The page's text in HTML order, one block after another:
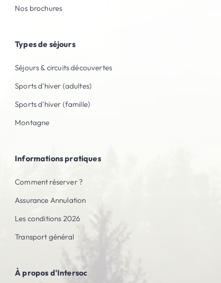
Nos brochures
Types de séjours
Séjours & circuits découvertes
Sports d'hiver (adultes)
Sports d'hiver (famille)
Montagne
Informations pratiques
Comment réserver ?
Assurance Annulation
Les conditions 2026
Transport général
À propos d'Intersoc